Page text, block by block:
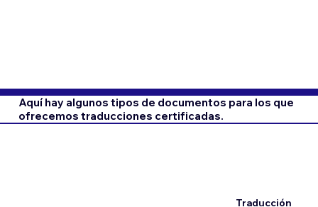
Aquí hay algunos tipos de documentos para los que
ofrecemos traducciones certificadas.
Traducción